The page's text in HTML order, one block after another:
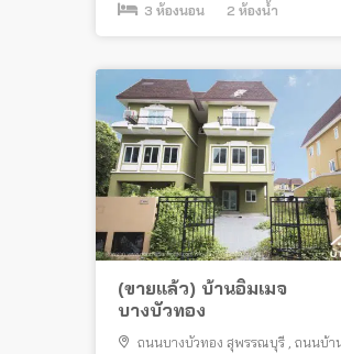
สมบัติบุรี , บางบัวทอง , บางใหญ่
3 ห้องนอน 2 ห้องน้ำ
(ขายแล้ว) บ้านอิมเมจ
บางบัวทอง
ถนนบางบัวทอง สุพรรณบุรี , ถนนบ้า